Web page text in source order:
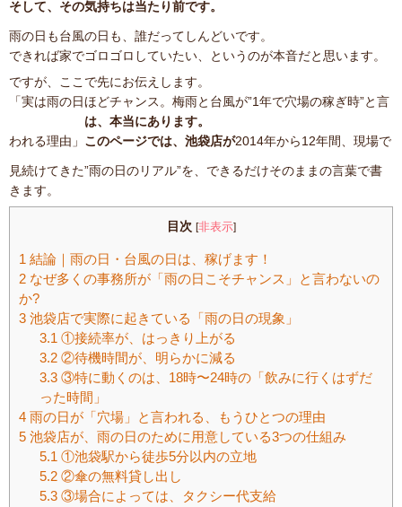
そして、その気持ちは当たり前です。
雨の日も台風の日も、誰だってしんどいです。
できれば家でゴロゴロしていたい、というのが本音だと思います。
ですが、ここで先にお伝えします。
「実は雨の日ほどチャンス。梅雨と台風が”1年で穴場の稼ぎ時”と言
われる理由」
は、本当にあります。
このページでは、池袋店が2014年から12年間、現場で
見続けてきた”雨の日のリアル”を、できるだけそのままの言葉で書
きます。
目次 [非表示]
1 結論｜雨の日・台風の日は、稼げます！
2 なぜ多くの事務所が「雨の日こそチャンス」と言わないの
か?
3 池袋店で実際に起きている「雨の日の現象」
3.1 ①接続率が、はっきり上がる
3.2②待機時間が、明らかに減る
3.3③特に動くのは、18時〜24時の「飲みに行くはずだ
った時間」
4 雨の日が「穴場」と言われる、もうひとつの理由
5 池袋店が、雨の日のために用意している3つの仕組み
5.1 ①池袋駅から徒歩5分以内の立地
5.2②傘の無料貸し出し
5.3③場合によっては、タクシー代支給